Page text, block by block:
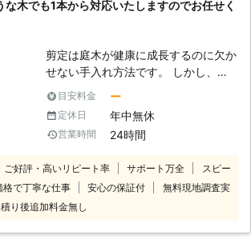
応させていただきます。 【ALL WAY
WAY WORK'S」は、24時間即日対応
可能です。 経験豊富で実績豊富なベ
テランスタッフが、お客様の「困っ
た」を解決し満足のいただける仕上が
りを提供！ またアフターフォローも
万全です。 便利屋作業に対応してお
ありましたら、お気軽にご連絡くださ
い。
な木でも1本から対応いたしますのでお任せく
剪定は庭木が健康に成長するのに欠か
せない手入れ方法です。 しかし、自
分ではうまく剪定できず不格好になっ
てしまったという方もいるのではない
でしょうか？ 思ったように剪定でき
ず、不満な結果になってしまうのであ
庭木にしてもらいませんか？ プロに
頼めば見た目だけでなく、今後の生長
に合わせた正しい剪定をしてくれま
以上のお庭に関するご依頼に対応して
目安料金 ー
定休日 年中無休
営業時間 24時間
ご好評・高いリピート率 サポート万全
スピー
格で丁寧な仕事 安心の保証付
無料現地調査実
積り後追加料金無し